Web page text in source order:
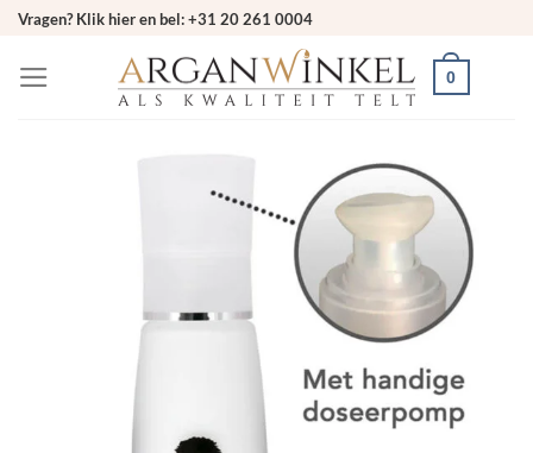
Ga
inhoud
Vragen? Klik hier en bel: +31 20 261 0004
0